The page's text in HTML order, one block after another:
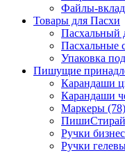
Файлы-
Товары для Пасхи
Пасхальный
Пасхальные
Упаковка
Пишущие
Карандаши
Карандаши
Маркеры (78)
Ручки
Ручки